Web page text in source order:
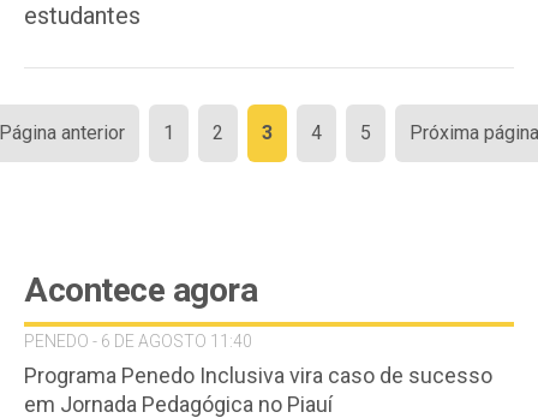
estudantes
Paginação
de
anterior 1 2 3 4 5 Próxima
Acontece agora
PENEDO - 6 DE AGOSTO 11:40
Programa Penedo Inclusiva vira caso de sucesso
em Jornada Pedagógica no Piauí